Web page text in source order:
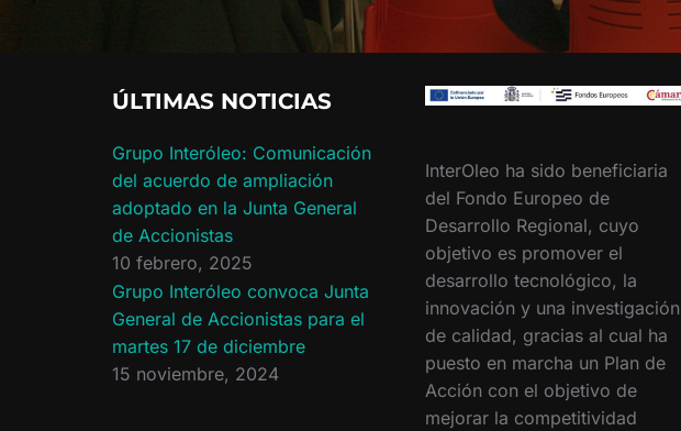
ÚLTIMAS NOTICIAS
Grupo Interóleo: Comunicación
del acuerdo de ampliación
adoptado en la Junta General
de Accionistas
10 febrero, 2025
Grupo Interóleo convoca Junta
General de Accionistas para el
martes 17 de diciembre
15 noviembre, 2024
InterOleo ha sido beneficiaria
del Fondo Europeo de
Desarrollo Regional, cuyo
objetivo es promover el
desarrollo tecnológico, la
innovación y una investigación
de calidad, gracias al cual ha
puesto en marcha un Plan de
Acción con el objetivo de
mejorar la competitividad